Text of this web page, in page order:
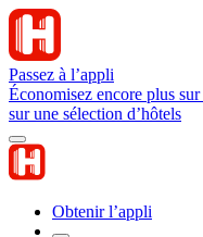
Passez à l’appli
Économisez encore plus
sur une sélection d’hôtels
Obtenir l’appli